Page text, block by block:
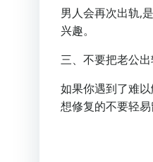
男人会再次出轨,
兴趣。
三、不要把老公
如果你遇到了难
想修复的不要轻易